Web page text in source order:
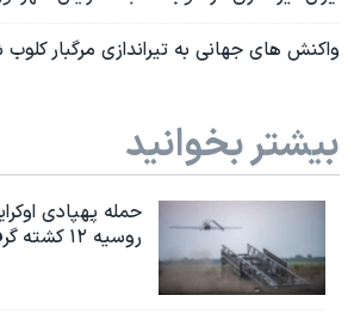
واکنش های جهانی به تیراندازی مرگبار کلوب
بیشتر بخوانید
حمله پهپادی
روسیه ۱۲ کشته گرفت